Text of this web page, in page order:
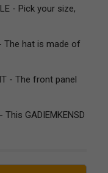
- Pick your size,
The hat is made of
- The front panel
This GADIEMKENSD